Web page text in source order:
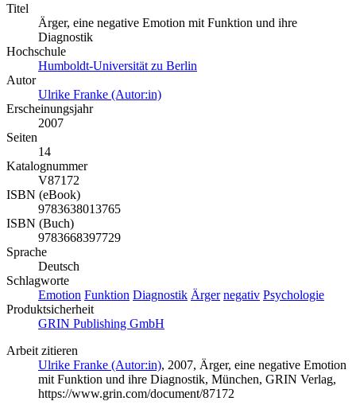
Titel
Ärger, eine negative Emotion mit Funktion und ihre
Diagnostik
Hochschule
Humboldt-Universität zu Berlin
Autor
Ulrike Franke (Autor:in)
Erscheinungsjahr
2007
Seiten
14
Katalognummer
V87172
ISBN (eBook)
9783638013765
ISBN (Buch)
9783668397729
Sprache
Deutsch
Schlagworte
Emotion Funktion Diagnostik Ärger negativ Psychologie
Produktsicherheit
GRIN Publishing GmbH
Arbeit zitieren
Ulrike Franke (Autor:in), 2007, Ärger, eine negative Emotion
mit Funktion und ihre Diagnostik, München, GRIN Verlag,
https://www.grin.com/document/87172